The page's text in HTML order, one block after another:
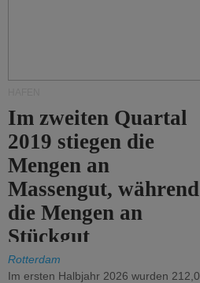
Im zweiten Quartal
2019 stiegen die
Mengen an
Massengut, während
die Mengen an
Stückgut
zurückgingen.
Rotterdam
Im ersten Halbjahr 2026 wurden 212,0